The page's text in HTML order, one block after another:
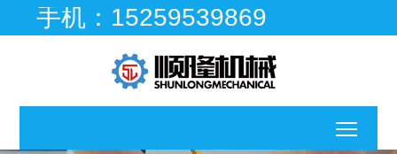
手机：15259539869